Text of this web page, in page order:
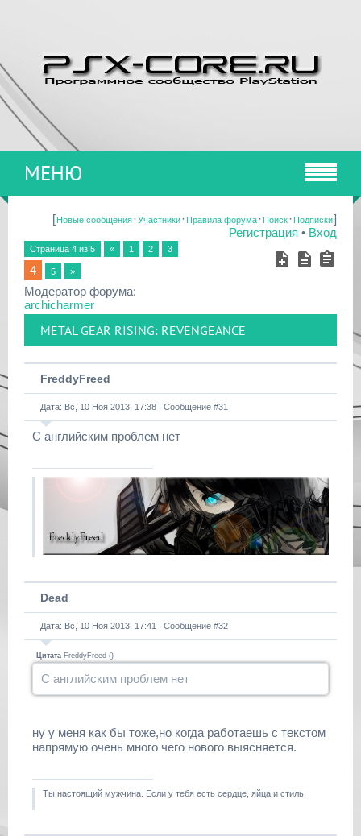
МЕНЮ
[Новые сообщения·Участники·Правила форума·Поиск·Подписки]
Регистрация • Вход
Страница 4 из 5 « 1 2 3
4 5 »
Модератор форума:
archicharmer
METAL GEAR RISING: REVENGEANCE
FreddyFreed
Дата: Вс, 10 Ноя 2013, 17:38 | Сообщение #31
С английским проблем нет
Dead
Дата: Вс, 10 Ноя 2013, 17:41 | Сообщение #32
Цитата FreddyFreed ()
С английским проблем нет
ну у меня как бы тоже,но когда работаешь с текстом
напрямую очень много чего нового выясняется.
Ты настоящий мужчина. Если у тебя есть сердце, яйца и стиль.